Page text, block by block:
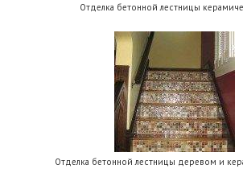
Отделка бетонной лестницы
Отделка бетонной лестницы деревом и